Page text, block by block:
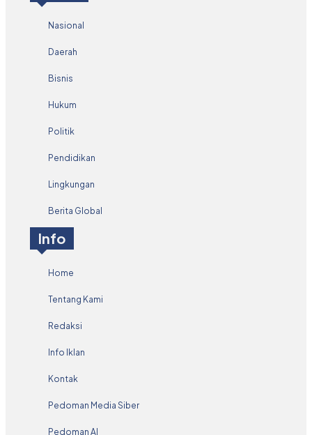
Nasional
Daerah
Bisnis
Hukum
Politik
Pendidikan
Lingkungan
Berita Global
Info
Home
Tentang Kami
Redaksi
Info Iklan
Kontak
Pedoman Media Siber
Pedoman AI